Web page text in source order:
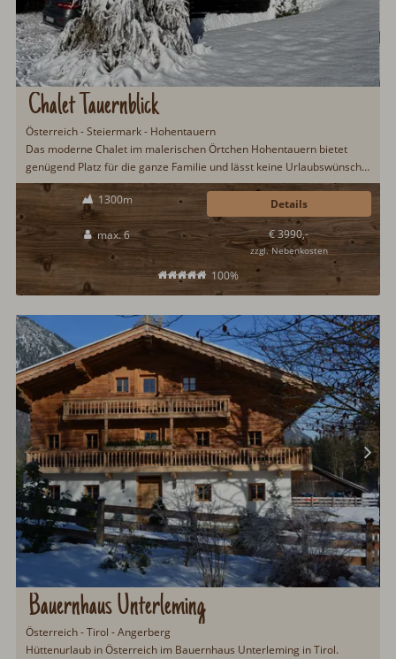
Chalet Tauernblick
Österreich - Steiermark - Hohentauern
Das moderne Chalet im malerischen Örtchen Hohentauern bietet
genügend Platz für die ganze Familie und lässt keine Urlaubswünsche
offen. Eine Sauna steht zur Verfügung.
1300m
max. 6
100%
€ 3990,-
zzgl. Nebenkosten
Details
Bauernhaus Unterleming
Österreich - Tirol - Angerberg
Hüttenurlaub in Österreich im Bauernhaus Unterleming in Tirol.